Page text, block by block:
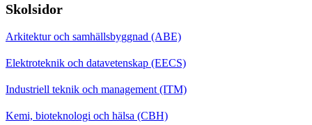
Skolsidor
Arkitektur och samhällsbyggnad (ABE)
Elektroteknik och datavetenskap (EECS)
Industriell teknik och management (ITM)
Kemi, bioteknologi och hälsa (CBH)